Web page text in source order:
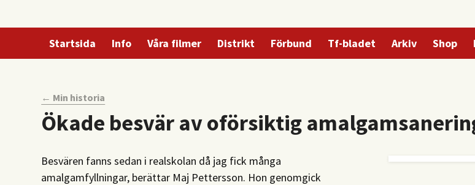
Startsida Info Våra filmer Distrikt Förbund Tf-bladet Arkiv Shop
← Min historia
Ökade besvär av oförsiktig
Besvären fanns sedan i realskolan då jag fick många
amalgamfyllningar, berättar Maj Pettersson. Hon genomgick